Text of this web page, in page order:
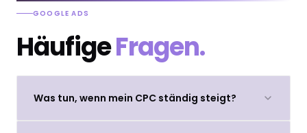
GOOGLE ADS
HäufigeFragen.
Was tun, wenn mein CPC ständig steigt?